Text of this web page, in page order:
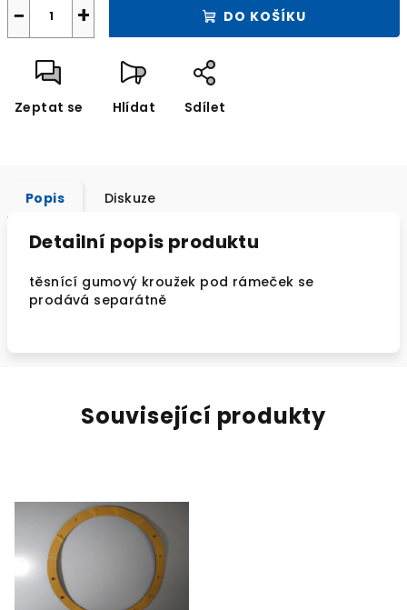
+
− DO KOŠÍKU
Zeptat se Hlídat Sdílet
Popis Diskuze
Detailní popis produktu
těsnící gumový kroužek pod rámeček se
prodává separátně
Související produkty